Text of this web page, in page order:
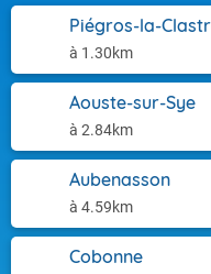
Piégros-la-
à 1.30km
Aouste-sur-Sye
à 2.84km
Aubenasson
à 4.59km
Cobonne